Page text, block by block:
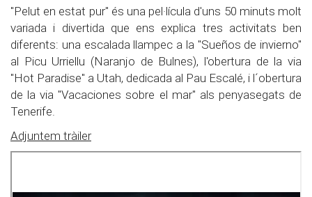
"Pelut en estat pur" és una pel·lícula d'uns 50 minuts molt
variada i divertida que ens explica tres activitats ben
diferents: una escalada llampec a la "Sueños de invierno"
al Picu Urriellu (Naranjo de Bulnes), l'obertura de la via
"Hot Paradise" a Utah, dedicada al Pau Escalé, i l´obertura
de la via "Vacaciones sobre el mar" als penyasegats de
Tenerife.
Adjuntem tràiler